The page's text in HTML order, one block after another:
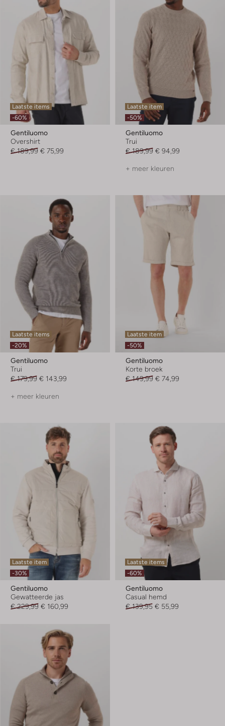
Laatste items
-60%
Gentiluomo
Overshirt
€ 189,99 € 75,99
Laatste item
-50%
Gentiluomo
Trui
€ 189,99 € 94,99
+ meer kleuren
Laatste items
-20%
Gentiluomo
Trui
€ 179,99 € 143,99
+ meer kleuren
Laatste item
-50%
Gentiluomo
Korte broek
€ 149,99 € 74,99
Laatste item
-30%
Gentiluomo
Gewatteerde jas
€ 229,99 € 160,99
Laatste items
-60%
Gentiluomo
Casual hemd
€ 139,95 € 55,99